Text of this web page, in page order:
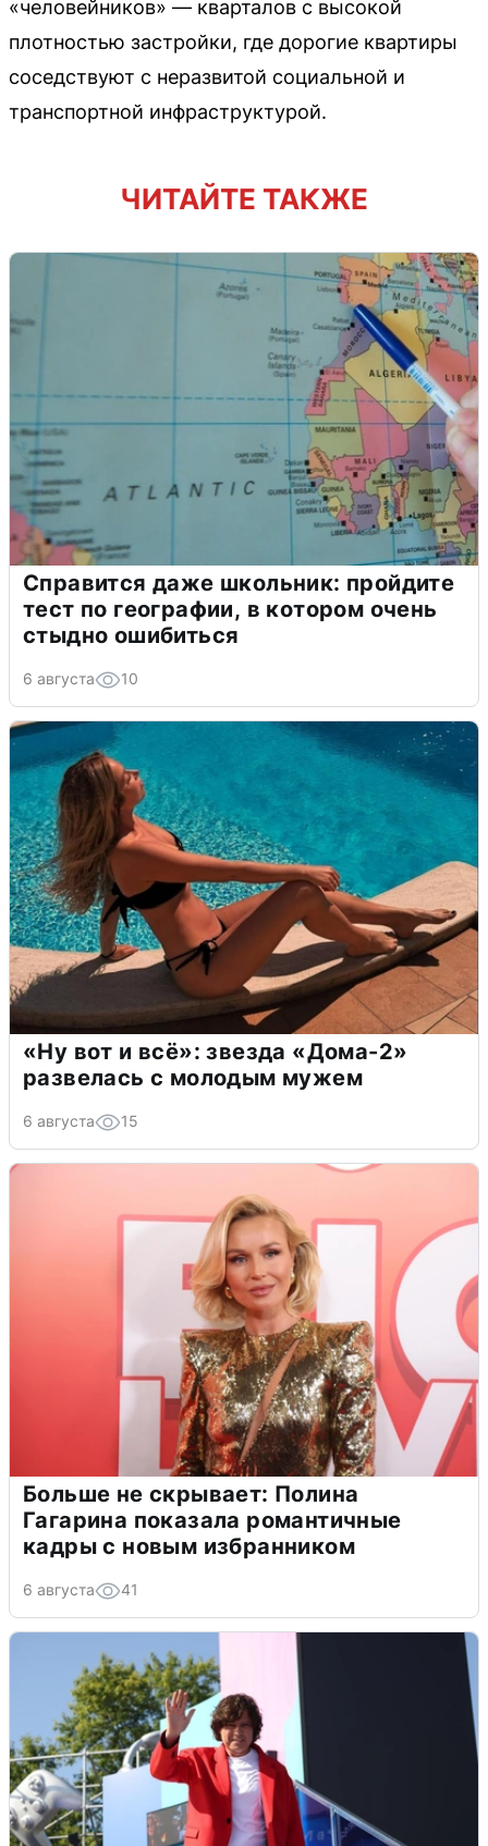
«человейников» — кварталов с высокой
плотностью застройки, где дорогие квартиры
соседствуют с неразвитой социальной и
транспортной инфраструктурой.
ЧИТАЙТЕ ТАКЖЕ
Справится даже школьник: пройдите
тест по географии, в котором очень
стыдно ошибиться
6 августа 10
«Ну вот и всё»: звезда «Дома-2»
развелась с молодым мужем
6 августа 15
Больше не скрывает: Полина
Гагарина показала романтичные
кадры с новым избранником
6 августа 41